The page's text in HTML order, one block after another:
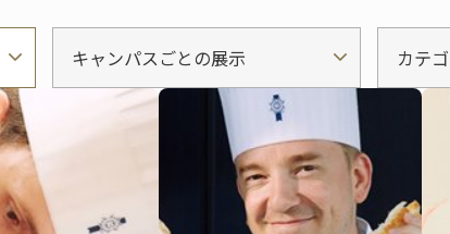
キャンパスごとの展示 カテ